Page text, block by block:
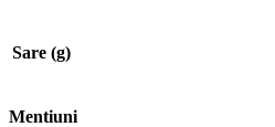
Sare (g)
Mentiuni